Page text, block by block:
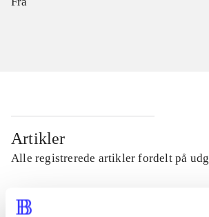
Artikler
Alle registrerede artikler fordelt på
...